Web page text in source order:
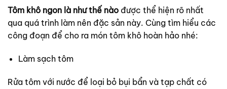
Tôm khô ngon là như thế nào được thể hiện rõ nhất
qua quá trình làm nên đặc sản này. Cùng tìm hiểu các
công đoạn để cho ra món tôm khô hoàn hảo nhé:
Làm sạch tôm
Rửa tôm với nước để loại bỏ bụi bẩn và tạp chất có